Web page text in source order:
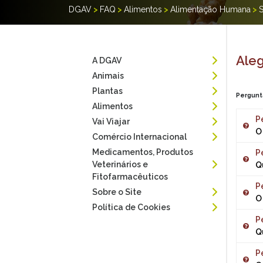
DGAV > FAQ > Alimentos > Alimentação Humana >
A DGAV
Animais
Plantas
Alimentos
Vai Viajar
Comércio Internacional
Medicamentos, Produtos
Veterinários e
Fitofarmacêuticos
Sobre o Site
Política de Cookies
O
o